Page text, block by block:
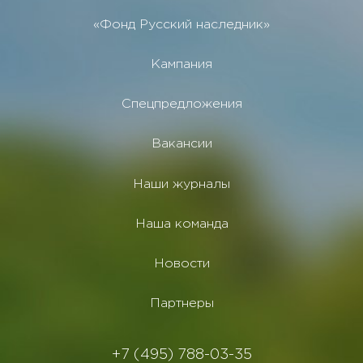
«Фонд Русский наследник»
Кампания
Спецпредложения
Вакансии
Наши журналы
Наша команда
Новости
Партнеры
+7 (495) 788-03-35